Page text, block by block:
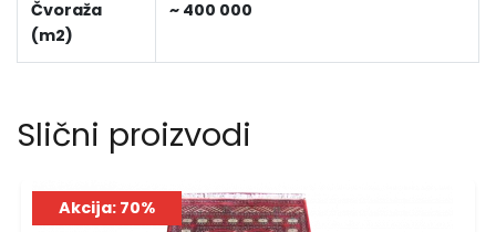
Čvoraža
(m2)
~ 400 000
Slični proizvodi
Akcija: 70%